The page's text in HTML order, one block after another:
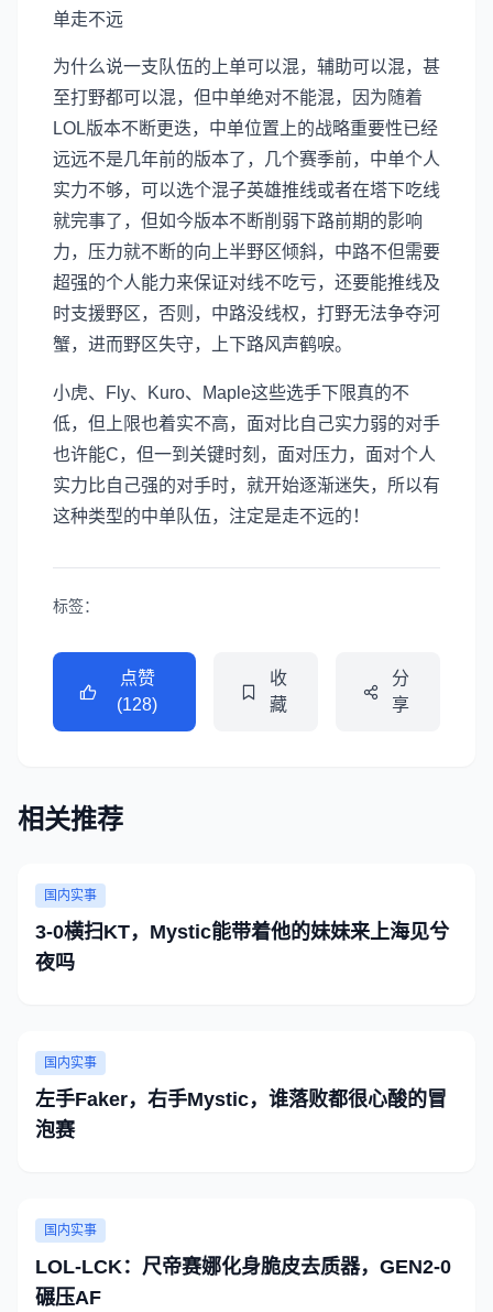
为什么说一支队伍的上单可以混，辅助可以混，甚
至打野都可以混，但中单绝对不能混，因为随着
LOL版本不断更迭，中单位置上的战略重要性已经
远远不是几年前的版本了，几个赛季前，中单个人
实力不够，可以选个混子英雄推线或者在塔下吃线
就完事了，但如今版本不断削弱下路前期的影响
力，压力就不断的向上半野区倾斜，中路不但需要
超强的个人能力来保证对线不吃亏，还要能推线及
时支援野区，否则，中路没线权，打野无法争夺河
蟹，进而野区失守，上下路风声鹤唳。
小虎、Fly、Kuro、Maple这些选手下限真的不
低，但上限也着实不高，面对比自己实力弱的对手
也许能C，但一到关键时刻，面对压力，面对个人
实力比自己强的对手时，就开始逐渐迷失，所以有
这种类型的中单队伍，注定是走不远的！
标签：
点赞
(128)
收
藏
分
享
相关推荐
国内实事
3-0横扫KT，Mystic能带着他的妹妹来上海见兮
夜吗
国内实事
左手Faker，右手Mystic，谁落败都很心酸的冒
泡赛
国内实事
LOL-LCK：尺帝赛娜化身脆皮去质器，GEN2-0
碾压AF